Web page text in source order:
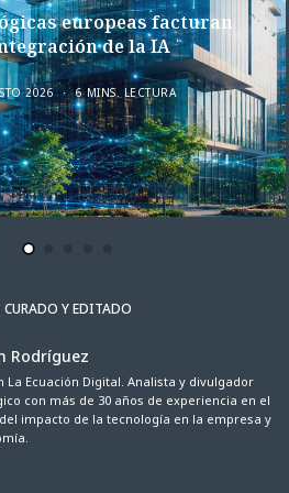
europeas facturan
de la IA
2026 6 MINS. LECTURA
CURADO Y EDITADO
Rodríguez
La Ecuación Digital. Analista y divulgador
con más de 30 años de experiencia en el
impacto de la tecnología en la empresa y